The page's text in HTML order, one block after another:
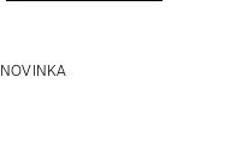
NOVINKA